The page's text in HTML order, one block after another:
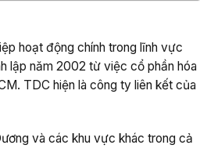
hoạt động chính trong lĩnh vực
lập năm 2002 từ việc cổ phần hóa
TDC hiện là công ty liên kết của
và các khu vực khác trong cả